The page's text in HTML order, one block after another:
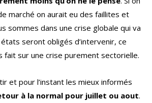
marché on aurait eu des faillites et
sommes dans une crise globale qui va
états seront obligés d’intervenir, ce
fait sur une crise purement sectorielle.
et pour l’instant les mieux informés
à la normal pour juillet ou aout.